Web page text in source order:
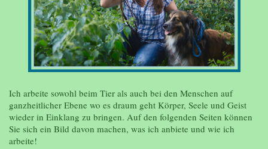
Ich arbeite sowohl beim Tier als auch bei den Menschen auf
ganzheitlicher Ebene wo es draum geht Körper, Seele und Geist
wieder in Einklang zu bringen. Auf den folgenden Seiten können
Sie sich ein Bild davon machen, was ich anbiete und wie ich
arbeite!